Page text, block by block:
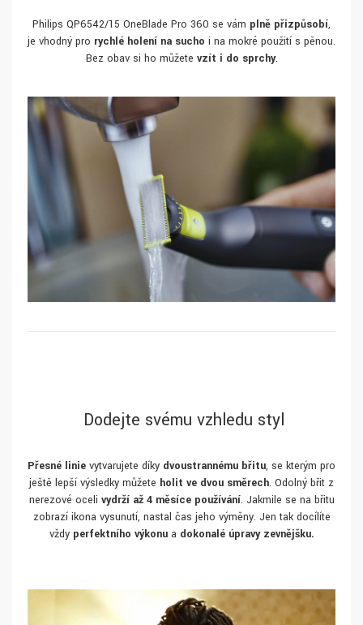
Philips QP6542/15 OneBlade Pro 360 se vám plně přizpůsobí,
je vhodný pro rychlé holení na sucho i na mokré použití s pěnou.
Bez obav si ho můžete vzít i do sprchy.
Dodejte svému vzhledu styl
Přesné linie vytvarujete díky dvoustrannému břitu, se kterým pro
ještě lepší výsledky můžete holit ve dvou směrech. Odolný břit z
nerezové oceli vydrží až 4 měsíce používání. Jakmile se na břitu
zobrazí ikona vysunutí, nastal čas jeho výměny. Jen tak docílíte
vždy perfektního výkonua dokonalé úpravy zevnějšku.